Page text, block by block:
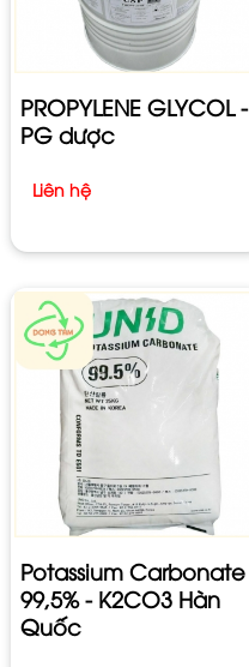
PROPYLENE GLYCOL -
PG dược
Liên hệ
Potassium Carbonate
99,5% - K2CO3 Hàn
Quốc